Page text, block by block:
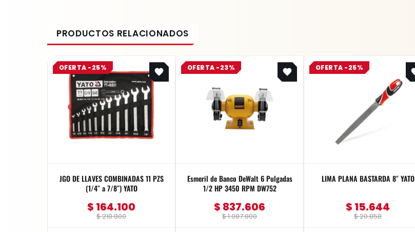
OFERTA -25%
JGO DE LLAVES COMBINADAS 11 PZS
(1/4″ a 7/8″) YATO
$218.800
Original
price
was:
$ 218.800.
$ 164.100
Current
price
is:
$ 164.100.
OFERTA -23%
Esmeril de Banco DeWalt 6 Pulgadas
1/2 HP 3450 RPM DW752
$1.087.800
Original
price
$ 1.087.800.
$ 837.606
Current
price
$ 837.606.
OFERTA -25%
LIMA PLANA BASTARDA 8″ YATO
$20.858
Original
price
$ 20.858.
$ 15.644
Current
price
$ 15.644.